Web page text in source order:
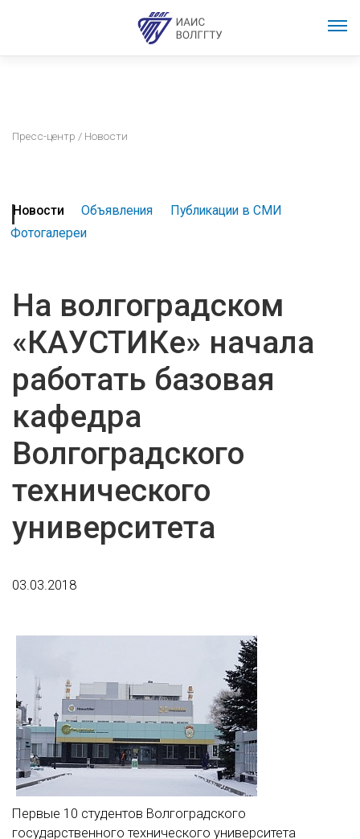
Пресс-центр / Новости
Новости Объявления
Публикации в СМИ
Фотогалереи
На волгоградском
«КАУСТИКе» начала
работать базовая
кафедра
Волгоградского
технического
университета
03.03.2018
Первые 10 студентов Волгоградского
государственного технического университета